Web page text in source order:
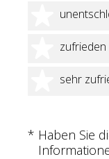
3
zufrieden
4
sehr
5
* Haben Sie
(Erforderlich.)